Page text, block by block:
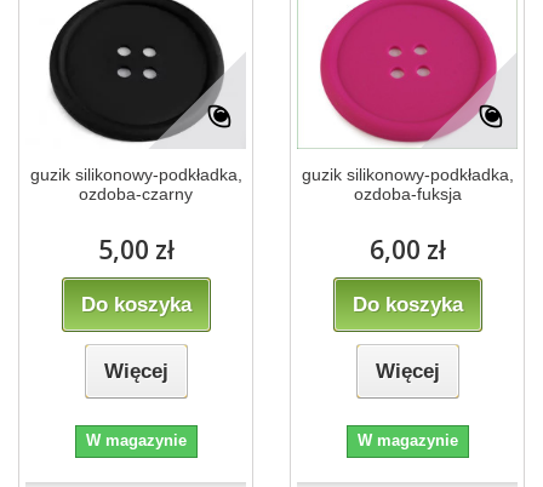
guzik silikonowy-podkładka,
ozdoba-czarny
5,00 zł
Do koszyka
Więcej
W magazynie
guzik silikonowy-podkładka,
ozdoba-fuksja
6,00 zł
Do koszyka
Więcej
W magazynie